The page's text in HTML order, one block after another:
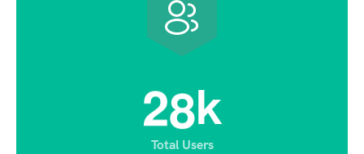
28k
Total Users